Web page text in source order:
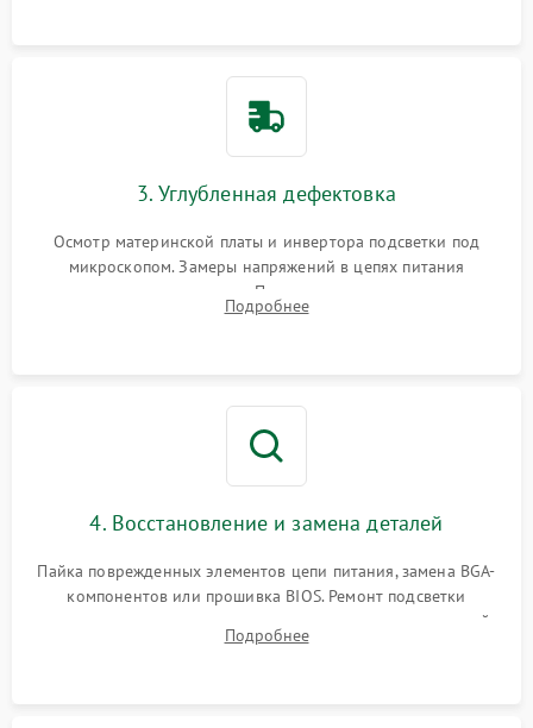
3. Углубленная дефектовка
Осмотр материнской платы и инвертора подсветки под
микроскопом. Замеры напряжений в цепях питания
процессора и видеокарты. Проверка состояния жесткого
диска и оперативной памяти с помощью POST-карт и
Подробнее
4. Восстановление и замена деталей
Пайка поврежденных элементов цепи питания, замена BGA-
компонентов или прошивка BIOS. Ремонт подсветки
матрицы, замена неисправного накопителя на скоростной
SSD или установка новых модулей памяти.
Подробнее